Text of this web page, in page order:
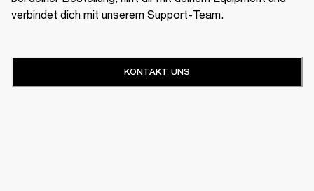
verbindet dich mit unserem Support-Team.
KONTAKT UNS